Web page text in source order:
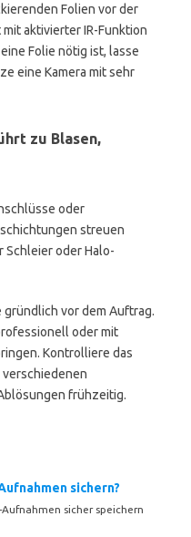
Folien vor der
aktivierter IR-Funktion
Folie nötig ist, lasse
eine Kamera mit sehr
zu Blasen,
oder
streuen
Schleier oder Halo-
gründlich vor dem Auftrag.
oder mit
Kontrolliere das
frühzeitig.
sichern?
Aufnahmen sicher speichern